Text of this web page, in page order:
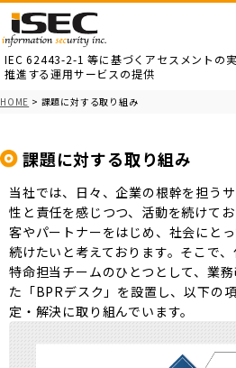
IEC 62443-2-1 等に基づくアセスメントの実
推進する運用サービスの提供
HOME > 課題に対する取り組み
課題に対する取り組み
当社では、日々、企業の根幹を担う
性と責任を感じつつ、活動を続けて
客やパートナーをはじめ、社会にと
続けたいと考えております。そこで
特命担当チームのひとつとして、業
た「BPRデスク」を設置し、以下の
定・解決に取り組んでいます。